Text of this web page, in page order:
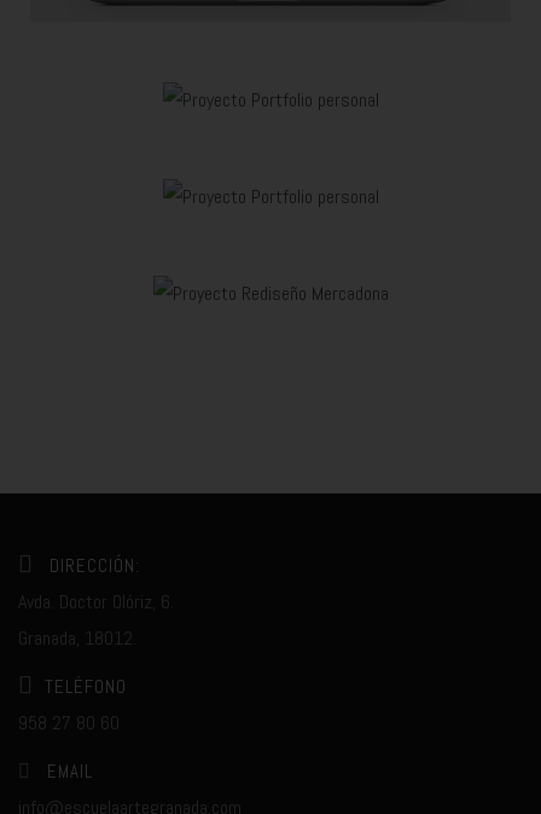
DIRECCIÓN:
Avda. Doctor Olóriz, 6.
Granada, 18012.
TELÉFONO
958 27 80 60
EMAIL
info@escuelaartegranada.com